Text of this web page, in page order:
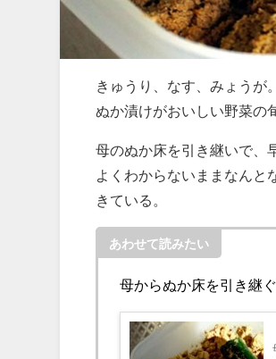
きゅうり、なす、みょうが。
ぬか漬けがおいしい野菜の
母のぬか床を引き継いで、
よくわからないままなんと
きている。
あわせて読みたい
母からぬか床を引き継